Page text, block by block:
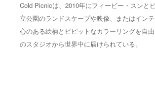
Cold Picnicは、2010年にフィービー・スンと
立公園のランドスケープや映像、またはイン
心のある絵柄とピピットなカラーリングを自
のスタジオから世界中に届けられている。